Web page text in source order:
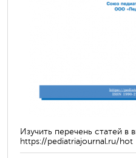
Изучить перечень статей
https://pediatriajournal.ru/hot